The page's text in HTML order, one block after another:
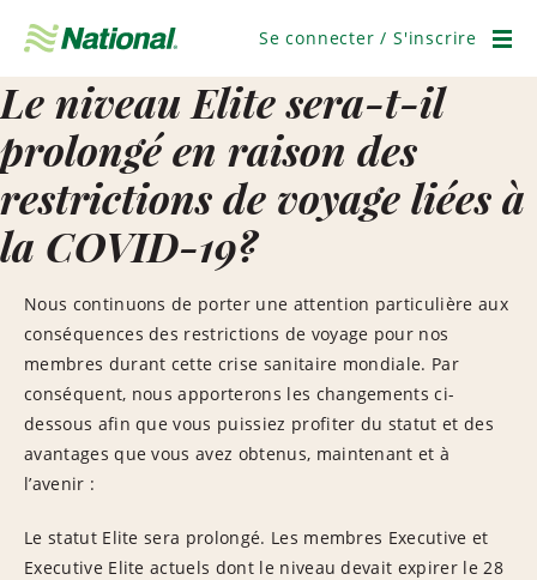
navigation
Se connecter / S'inscrire
Le niveau Elite sera-t-il
prolongé en raison des
restrictions de voyage liées à
la COVID-19?
Nous continuons de porter une attention particulière aux
conséquences des restrictions de voyage pour nos
membres durant cette crise sanitaire mondiale. Par
conséquent, nous apporterons les changements ci-
dessous afin que vous puissiez profiter du statut et des
avantages que vous avez obtenus, maintenant et à
l’avenir :
Le statut Elite sera prolongé. Les membres Executive et
Executive Elite actuels dont le niveau devait expirer le 28